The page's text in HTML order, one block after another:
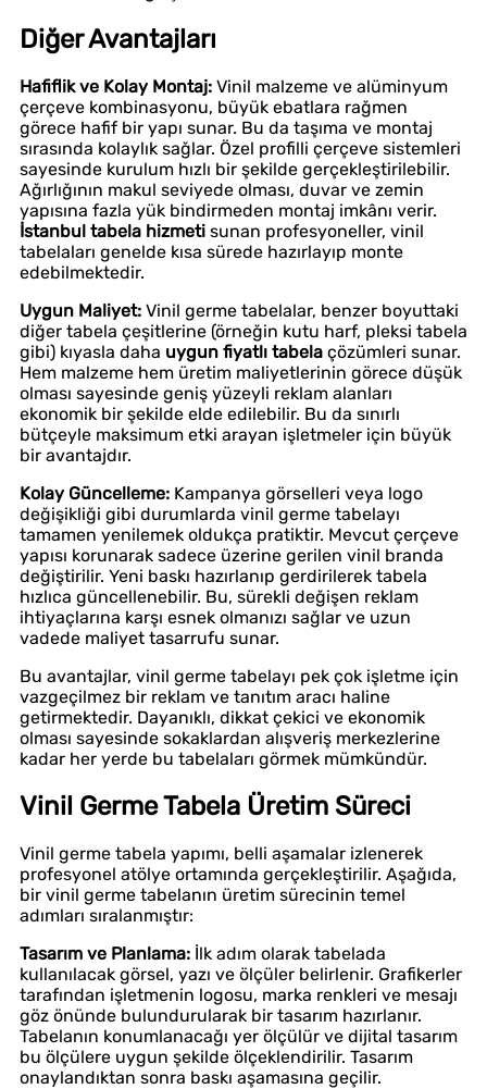
Diğer Avantajları
Hafiflik ve Kolay Montaj: Vinil malzeme ve alüminyum
çerçeve kombinasyonu, büyük ebatlara rağmen
görece hafif bir yapı sunar. Bu da taşıma ve montaj
sırasında kolaylık sağlar. Özel profilli çerçeve sistemleri
sayesinde kurulum hızlı bir şekilde gerçekleştirilebilir.
Ağırlığının makul seviyede olması, duvar ve zemin
yapısına fazla yük bindirmeden montaj imkânı verir.
İstanbul tabela hizmeti sunan profesyoneller, vinil
tabelaları genelde kısa sürede hazırlayıp monte
edebilmektedir.
Uygun Maliyet: Vinil germe tabelalar, benzer boyuttaki
diğer tabela çeşitlerine (örneğin kutu harf, pleksi tabela
gibi) kıyasla daha uygun fiyatlı tabela çözümleri sunar.
Hem malzeme hem üretim maliyetlerinin görece düşük
olması sayesinde geniş yüzeyli reklam alanları
ekonomik bir şekilde elde edilebilir. Bu da sınırlı
bütçeyle maksimum etki arayan işletmeler için büyük
bir avantajdır.
Kolay Güncelleme: Kampanya görselleri veya logo
değişikliği gibi durumlarda vinil germe tabelayı
tamamen yenilemek oldukça pratiktir. Mevcut çerçeve
yapısı korunarak sadece üzerine gerilen vinil branda
değiştirilir. Yeni baskı hazırlanıp gerdirilerek tabela
hızlıca güncellenebilir. Bu, sürekli değişen reklam
ihtiyaçlarına karşı esnek olmanızı sağlar ve uzun
vadede maliyet tasarrufu sunar.
Bu avantajlar, vinil germe tabelayı pek çok işletme için
vazgeçilmez bir reklam ve tanıtım aracı haline
getirmektedir. Dayanıklı, dikkat çekici ve ekonomik
olması sayesinde sokaklardan alışveriş merkezlerine
kadar her yerde bu tabelaları görmek mümkündür.
Vinil Germe Tabela Üretim Süreci
Vinil germe tabela yapımı, belli aşamalar izlenerek
profesyonel atölye ortamında gerçekleştirilir. Aşağıda,
bir vinil germe tabelanın üretim sürecinin temel
adımları sıralanmıştır:
Tasarım ve Planlama: İlk adım olarak tabelada
kullanılacak görsel, yazı ve ölçüler belirlenir. Grafikerler
tarafından işletmenin logosu, marka renkleri ve mesajı
göz önünde bulundurularak bir tasarım hazırlanır.
Tabelanın konumlanacağı yer ölçülür ve dijital tasarım
bu ölçülere uygun şekilde ölçeklendirilir. Tasarım
onaylandıktan sonra baskı aşamasına geçilir.